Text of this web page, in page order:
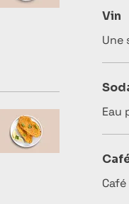
Vin
Une
Eau